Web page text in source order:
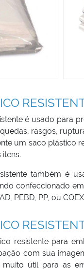
é usado para
rasgos,
um saco plástico
também é
confeccionado
PEBD, PP, ou
resistente para
com sua
muito útil para as